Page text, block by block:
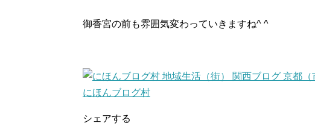
御香宮の前も雰囲気変わっていきますね^ ^
にほんブログ村
シェアする